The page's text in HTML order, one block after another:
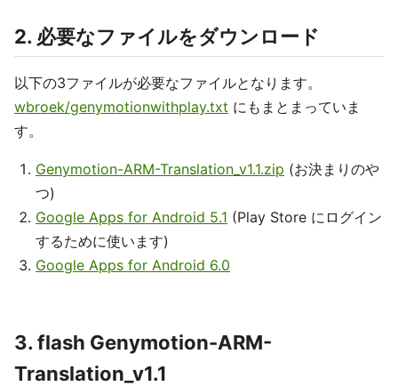
2. 必要なファイルをダウンロード
以下の3ファイルが必要なファイルとなります。
wbroek/genymotionwithplay.txt にもまとまっていま
す。
Genymotion-ARM-Translation_v1.1.zip (お決まりのや
つ)
Google Apps for Android 5.1 (Play Store にログイン
するために使います)
Google Apps for Android 6.0
3. flash Genymotion-ARM-
Translation_v1.1